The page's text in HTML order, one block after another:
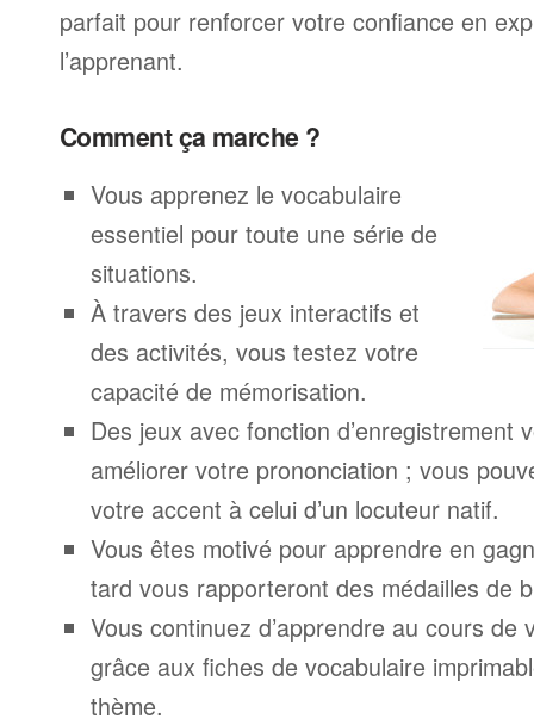
parfait pour renforcer votre confiance en
l’apprenant.
Comment ça marche ?
Vous apprenez le vocabulaire
essentiel pour toute une série de
situations.
À travers des jeux interactifs et
des activités, vous testez votre
capacité de mémorisation.
Des jeux avec fonction d’enregistrement
améliorer votre prononciation ; vous
votre accent à celui d’un locuteur natif.
Vous êtes motivé pour apprendre en
tard vous rapporteront des médailles de
Vous continuez d’apprendre au cours de
grâce aux fiches de vocabulaire
thème.